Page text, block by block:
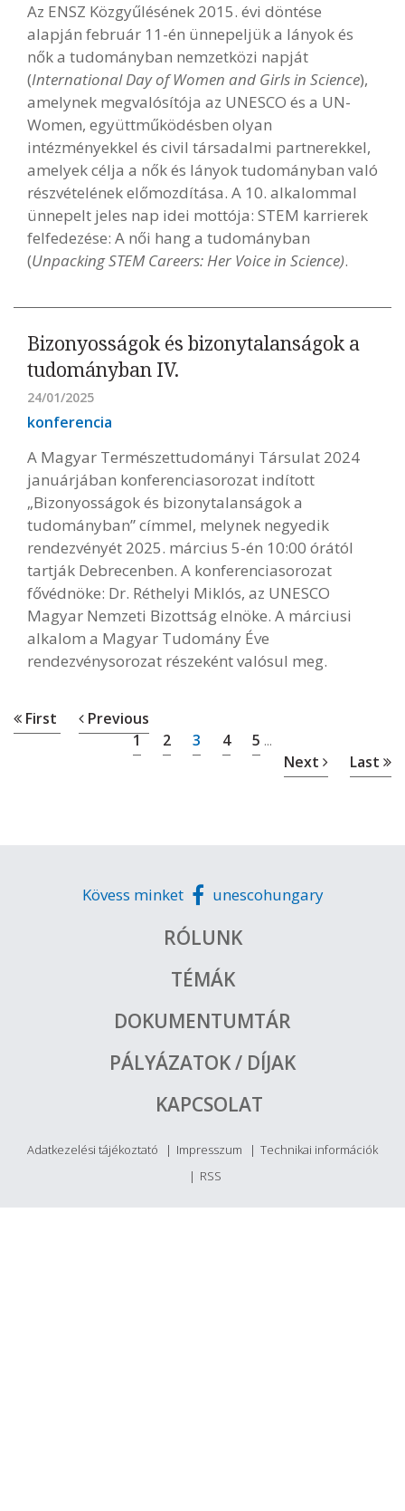
Az ENSZ Közgyűlésének 2015. évi döntése
alapján február 11-én ünnepeljük a lányok és
nők a tudományban nemzetközi napját
(International Day of Women and Girls in Science),
amelynek megvalósítója az UNESCO és a UN-
Women, együttműködésben olyan
intézményekkel és civil társadalmi partnerekkel,
amelyek célja a nők és lányok tudományban való
részvételének előmozdítása. A 10. alkalommal
ünnepelt jeles nap idei mottója: STEM karrierek
felfedezése: A női hang a tudományban
(Unpacking STEM Careers: Her Voice in Science).
Bizonyosságok és bizonytalanságok a
tudományban IV.
24/01/2025
konferencia
A Magyar Természettudományi Társulat 2024
januárjában konferenciasorozat indított
„Bizonyosságok és bizonytalanságok a
tudományban” címmel, melynek negyedik
rendezvényét 2025. március 5-én 10:00 órától
tartják Debrecenben. A konferenciasorozat
fővédnöke: Dr. Réthelyi Miklós, az UNESCO
Magyar Nemzeti Bizottság elnöke. A márciusi
alkalom a Magyar Tudomány Éve
rendezvénysorozat részeként valósul meg.
First
Previous
1
2 3 4 5 ...
Next Last
Kövess minket unescohungary
RÓLUNK
TÉMÁK
DOKUMENTUMTÁR
PÁLYÁZATOK / DÍJAK
KAPCSOLAT
Adatkezelési tájékoztató Impresszum
Technikai információk
RSS